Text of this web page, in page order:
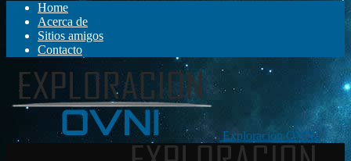
Home
Acerca de
Sitios amigos
Contacto
Exploración OVNI